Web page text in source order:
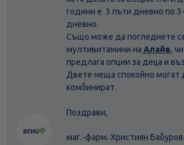
години е 3 пъти дневно по
дневно.
Също може да погледнете
мултивитамини на Алайв,
предлага опции за деца и
Двете неща спокойно могат
комбинират.
Поздрави,
маг.-фарм. Християн Бабуров